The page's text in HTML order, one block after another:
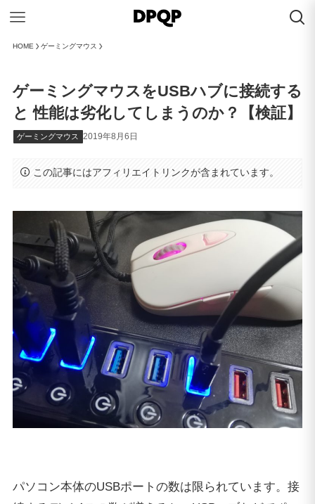
HOME ゲーミングマウス
ゲーミングマウスをUSBハブに接続する
と 性能は劣化してしまうのか？【検証】
ゲーミングマウス 2019年8月6日
この記事にはアフィリエイトリンクが含まれています。
パソコン本体のUSBポートの数は限られています。接